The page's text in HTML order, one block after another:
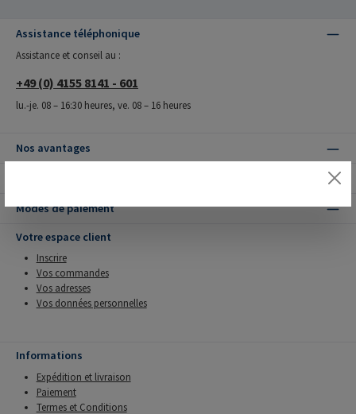
Assistance téléphonique
Assistance et conseil au :
+49 (0) 4155 8141 - 601
lu.-je. 08 – 16:30 heures, ve. 08 – 16 heures
Nos avantages
Modes de paiement
Votre espace client
Inscrire
Vos commandes
Vos adresses
Vos données personnelles
Informations
Expédition et livraison
Paiement
Termes et Conditions